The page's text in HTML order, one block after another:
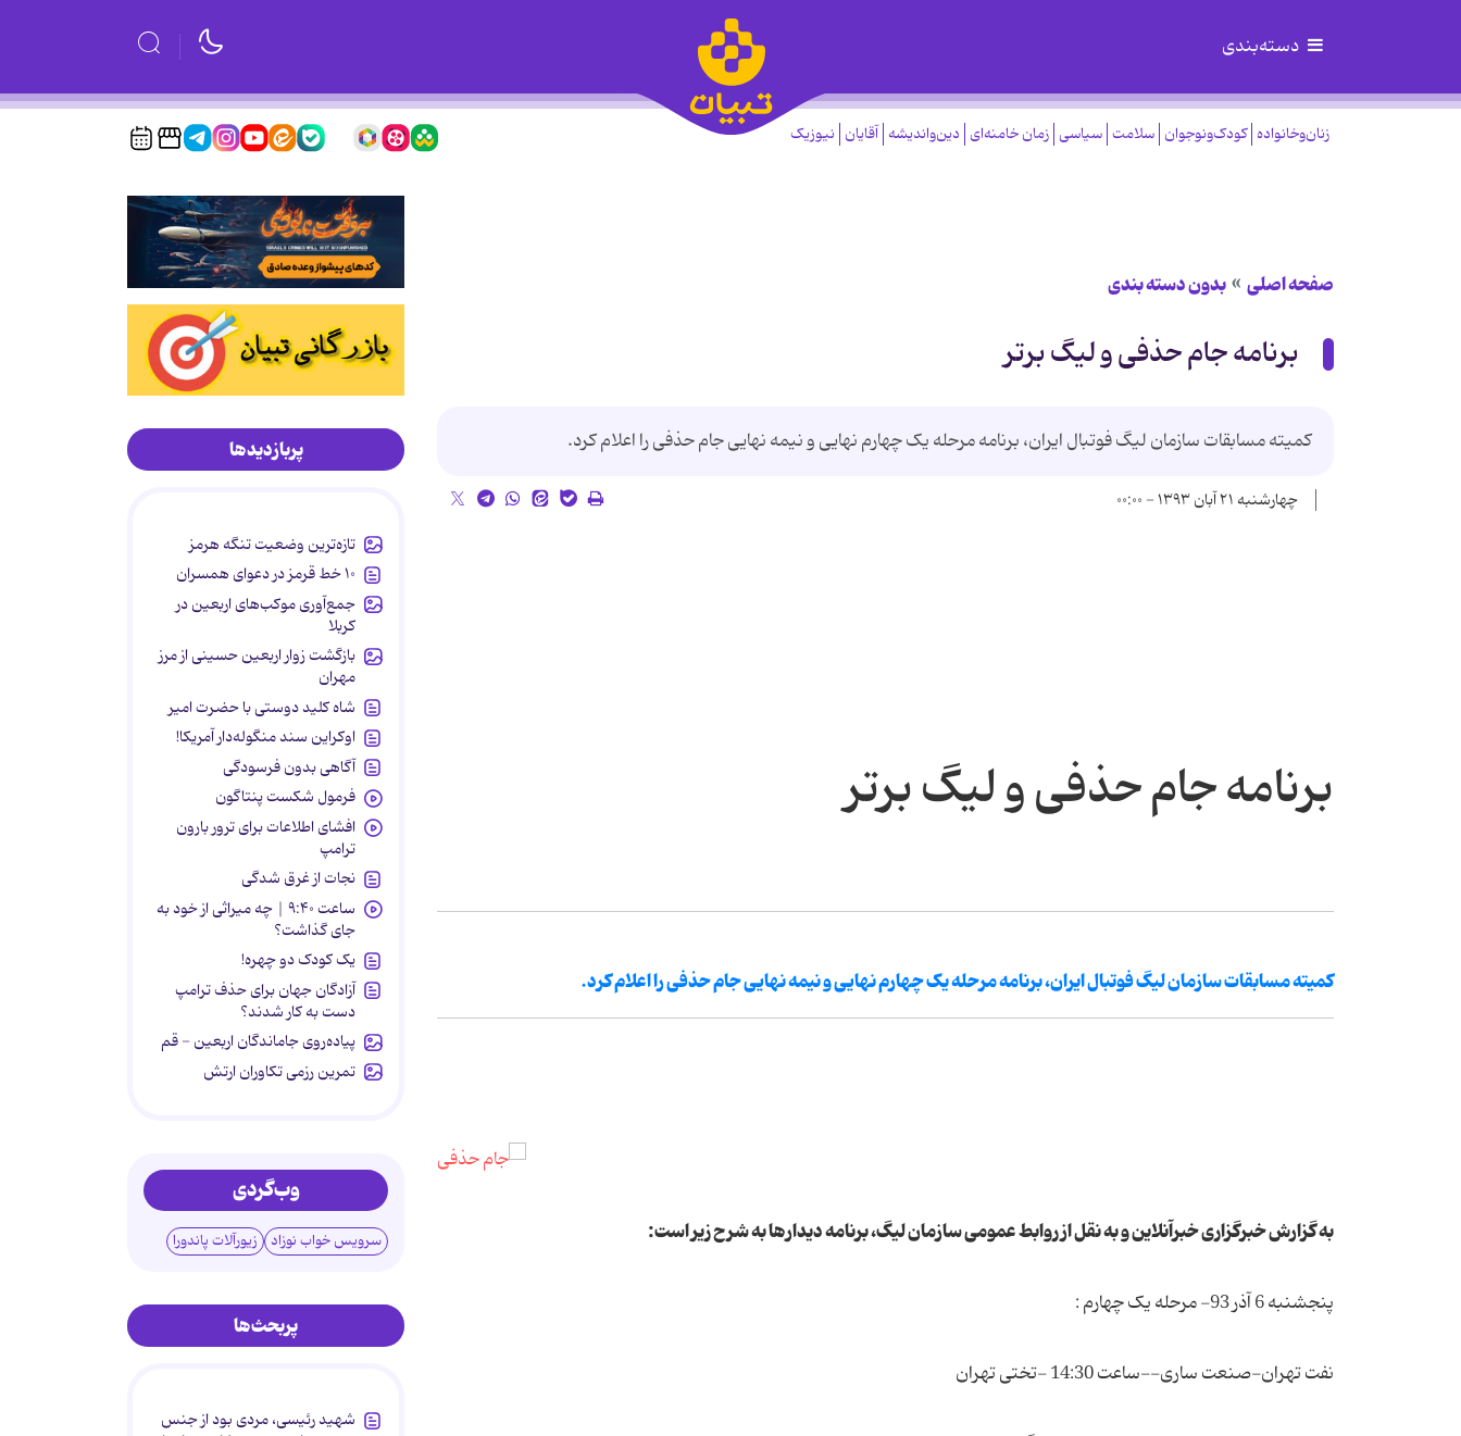
دسته‌بندی
زنان‌وخانواده کودک‌ونوجوان سلامت سیاسی زمان خامنه‌ای دین‌واندیشه آقایان نیوزیک
صفحه اصلی بدون دسته بندی
برنامه جام حذفی و لیگ برتر
کمیته مسابقات سازمان لیگ فوتبال ایران، برنامه مرحله یک چهارم نهایی و نیمه نهایی جام حذفی را اعلام کرد.
چهارشنبه ۲۱ آبان ۱۳۹۳ - ۰۰:۰۰
برنامه جام حذفی و لیگ برتر
کمیته مسابقات سازمان لیگ فوتبال ایران، برنامه مرحله یک چهارم نهایی و نیمه نهایی جام حذفی را اعلام کرد.
به گزارش خبرگزاری خبرآنلاین و به نقل از روابط عمومی سازمان لیگ، برنامه دیدارها به شرح زیر است:
پنجشنبه 6 آذر 93- مرحله یک چهارم :
نفت تهران-صنعت ساری--ساعت 14:30 -تختی تهران
پربازدیدها
تازه‌ترین وضعیت تنگه هرمز
۱۰ خط قرمز در دعوای همسران
جمع‌آوری موکب‌های اربعین در
کربلا
بازگشت زوار اربعین حسینی از مرز
مهران
شاه کلید دوستی با حضرت امیر
اوکراین سند منگوله‌دار آمریکا!
آگاهی بدون فرسودگی
فرمول شکست پنتاگون
افشای اطلاعات برای ترور بارون
ترامپ
نجات از غرق شدگی
ساعت ۹:۴۰ | چه میراثی از خود به
جای گذاشت؟
یک کودک دو چهره!
آزادگان جهان برای حذف ترامپ
دست به کار شدند؟
پیاده‌روی جاماندگان اربعین - قم
تمرین رزمی تکاوران ارتش
وب‌گردی
سرویس خواب نوزاد زیورآلات پاندورا
پربحث‌ها
شهید رئیسی، مردی بود از جنس